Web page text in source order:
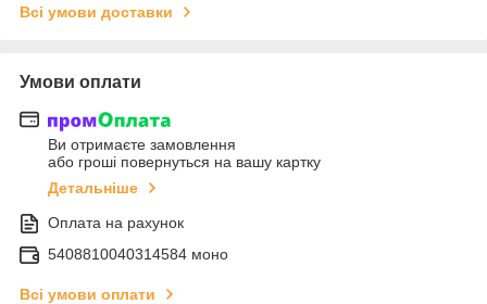
Всі умови доставки
Умови оплати
Ви отримаєте замовлення
або гроші повернуться на вашу картку
Детальніше
Оплата на рахунок
5408810040314584 моно
Всі умови оплати